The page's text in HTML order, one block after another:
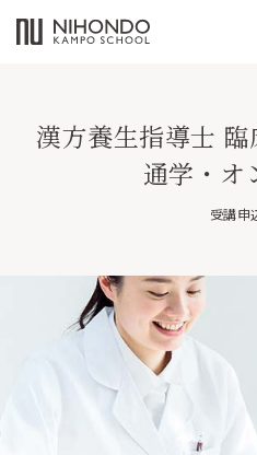
漢方養生指導士
通学・オ
受講申